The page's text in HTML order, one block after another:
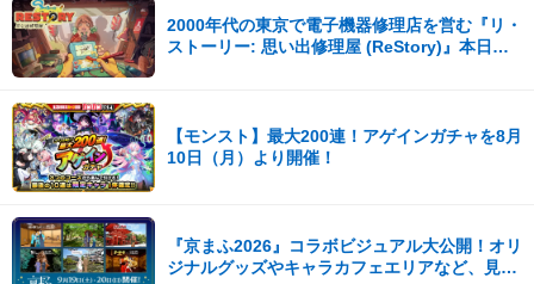
2000年代の東京で電子機器修理店を営む『リ・
ストーリー: 思い出修理屋 (ReStory)』本日
【モンスト】最大200連！アゲインガチャを8月
10日（月）より開催！
『京まふ2026』コラボビジュアル大公開！オリ
ジナルグッズやキャラカフェエリアなど、見ど